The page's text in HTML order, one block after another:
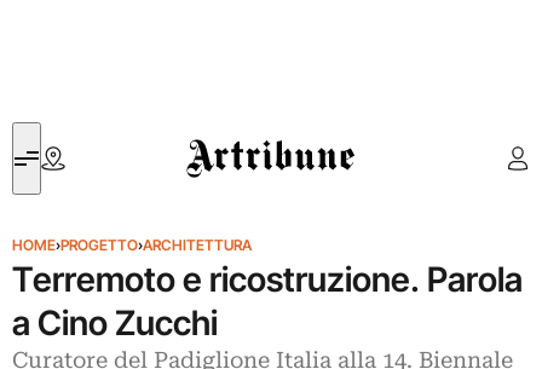
Artribune
HOME›PROGETTO›ARCHITETTURA
Terremoto e ricostruzione. Parola
a Cino Zucchi
Curatore del Padiglione Italia alla 14. Biennale